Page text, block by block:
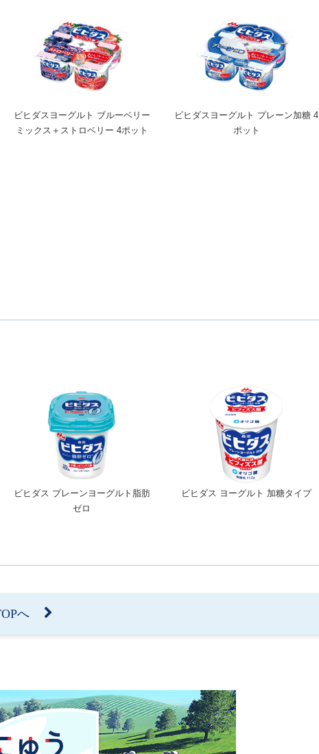
ビヒダスヨーグルト ブルーベリー
ミックス＋ストロベリー 4ポット
ビヒダスヨーグルト プレーン加糖 4
ポット
ビヒダス プレーンヨーグルト脂肪
ゼロ
ビヒダス ヨーグルト 加糖タイプ
へ